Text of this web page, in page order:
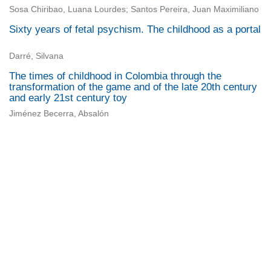
Sosa Chiribao, Luana Lourdes; Santos Pereira, Juan Maximiliano
Sixty years of fetal psychism. The childhood as a portal
Darré, Silvana
The times of childhood in Colombia through the
transformation of the game and of the late 20th century
and early 21st century toy
Jiménez Becerra, Absalón